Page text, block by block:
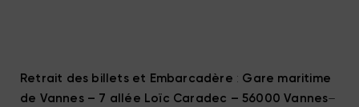
Retrait des billets et Embarcadère : Gare maritime
de Vannes – 7 allée Loïc Caradec – 56000 Vannes–